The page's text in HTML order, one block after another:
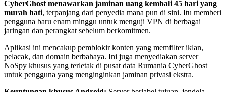
CyberGhost menawarkan jaminan uang kembali 45 hari yang
murah hati, terpanjang dari penyedia mana pun di sini. Itu memberi
pengguna baru enam minggu untuk menguji VPN di berbagai
jaringan dan perangkat sebelum berkomitmen.
Aplikasi ini mencakup pemblokir konten yang memfilter iklan,
pelacak, dan domain berbahaya. Ini juga menyediakan server
NoSpy khusus yang terletak di pusat data Rumania CyberGhost
untuk pengguna yang menginginkan jaminan privasi ekstra.